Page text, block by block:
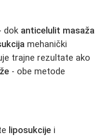
dok anticelulit masaža
mehanički
trajne rezultate ako
- obe metode
liposukcije i